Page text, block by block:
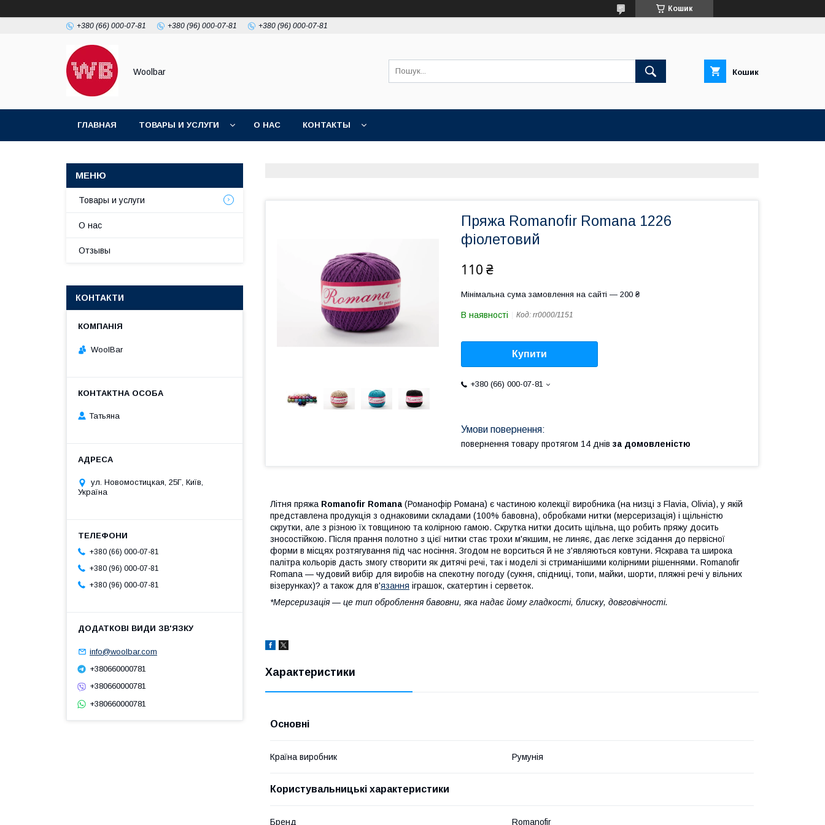
Кошик
+380 (66) 000-07-81 +380 (96) 000-07-81 +380 (96) 000-07-81
Woolbar Кошик
ГЛАВНАЯ ТОВАРЫ И УСЛУГИ О НАС КОНТАКТЫ
Пряжа Romanofir Romana 1226
фіолетовий
110 ₴
Мінімальна сума замовлення на сайті — 200 ₴
В наявності Код: rr0000/1151
Купити
+380 (66) 000-07-81
повернення товару протягом 14 днів за домовленістю
Літня пряжа Romanofir Romana (Романофір Романа) є частиною колекції виробника (на низці з Flavia, Olivia), у якій
представлена продукція з однаковими складами (100% бавовна), обробками нитки (мерсеризація) і щільністю
скрутки, але з різною їх товщиною та колірною гамою. Скрутка нитки досить щільна, що робить пряжу досить
зносостійкою. Після прання полотно з цієї нитки стає трохи м'якшим, не линяє, дає легке зсідання до первісної
форми в місцях розтягування під час носіння. Згодом не ворситься й не з'являються ковтуни. Яскрава та широка
палітра кольорів дасть змогу створити як дитячі речі, так і моделі зі стриманішими колірними рішеннями. Romanofir
Romana — чудовий вибір для виробів на спекотну погоду (сукня, спідниці, топи, майки, шорти, пляжні речі у вільних
візерунках)? а також для в'язання іграшок, скатертин і серветок.
*Мерсеризація — це тип оброблення бавовни, яка надає йому гладкості, блиску, довговічності.
Характеристики
Основні
Країна виробник Румунія
Користувальницькі характеристики
Бренд Romanofir
Товары и услуги
О нас
Отзывы
КОНТАКТИ
WoolBar
Татьяна
ул. Новомостицкая, 25Г, Київ,
Україна
+380 (66) 000-07-81
+380 (96) 000-07-81
+380 (96) 000-07-81
info@woolbar.com
+380660000781
+380660000781
+380660000781